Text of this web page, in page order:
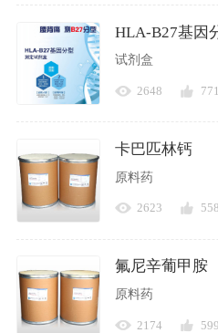
HLA-B27基因
试剂盒
2648 771
卡巴匹林钙
原料药
2623 558
氟尼辛葡甲胺
原料药
2174 599